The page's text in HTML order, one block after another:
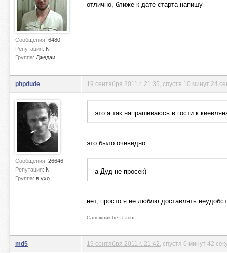
Сообщения: 6480
Репутация: N
Группа: Джедаи
отлично, ближе к дате старта напишу
phpdude
Сообщения: 26646
Репутация: N
Группа: в ухо
19 сентября 2011 г. 21:35 , спустя 10 минут 24
это я так напрашиваюсь в гости к
это было очевидно.
а Дуд не просек)
нет, просто я не люблю доставлять
Сапожник без сапог
md5 19 сентября 2011 г. 21:42 , спустя 6 минут 42